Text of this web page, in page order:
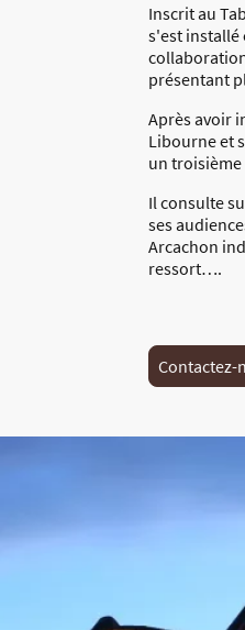
Inscrit au
s'est installé
présentant
Après avoir
Libourne et
un troisième
Il consulte
ses
Arcachon
ressort….
Contactez-